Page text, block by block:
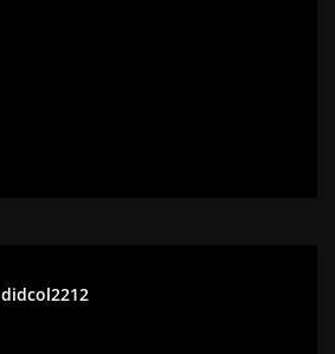
didcol2212